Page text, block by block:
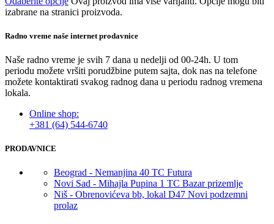
izabrane na stranici proizvoda.
Radno vreme naše internet prodavnice
Naše radno vreme je svih 7 dana u nedelji od 00-24h. U tom
periodu možete vršiti porudžbine putem sajta, dok nas na telefone
možete kontaktirati svakog radnog dana u periodu radnog vremena
lokala.
Online shop:
+381 (64) 544-6740
PRODAVNICE
Beograd - Nemanjina 40 TC Futura
Novi Sad - Mihajla Pupina 1 TC Bazar prizemlje
Niš - Obrenovićeva bb, lokal D47 Novi podzemni
prolaz